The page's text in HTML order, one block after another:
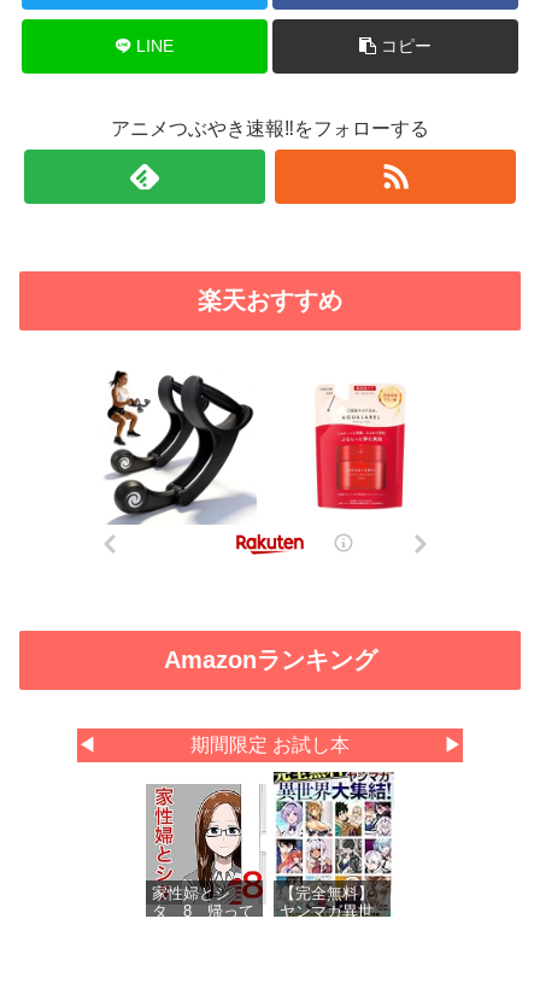
LINE コピー
アニメつぶやき速報‼をフォローする
楽天おすすめ
Amazonランキング
◀ 期間限定 お試し本 ▶
家性婦とシ
タ 8 帰って
【完全無料】
ヤンマガ異世